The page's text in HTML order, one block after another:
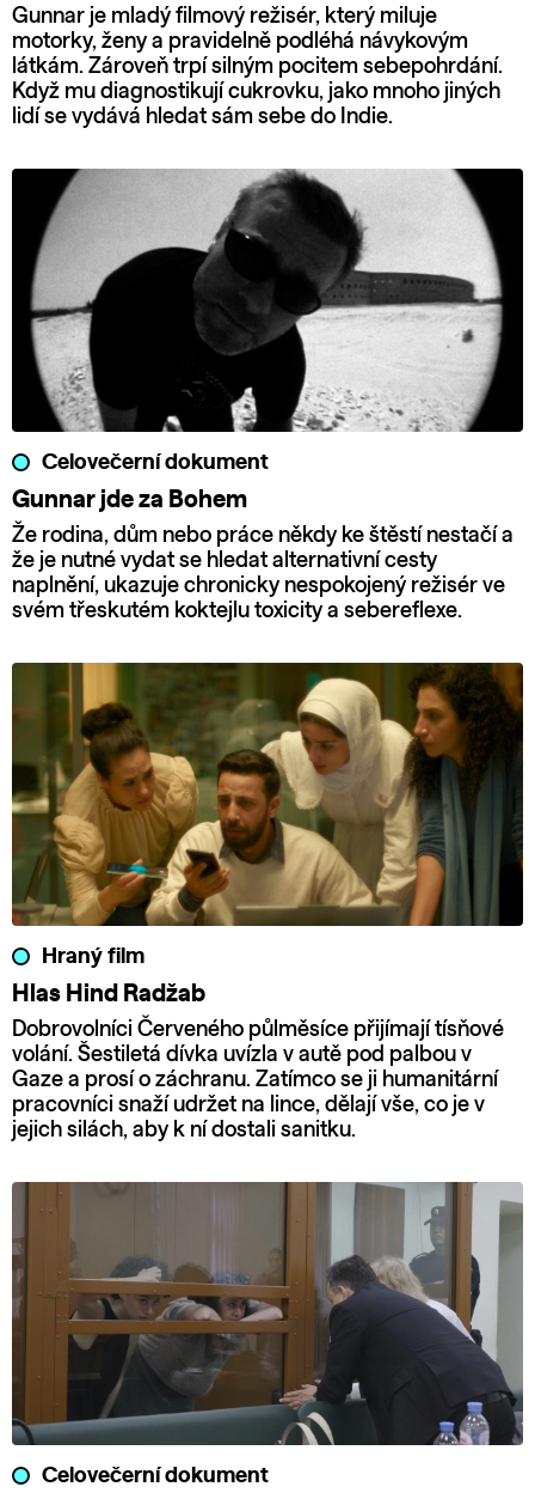
Gunnar je mladý filmový režisér, který miluje
motorky, ženy a pravidelně podléhá návykovým
látkám. Zároveň trpí silným pocitem sebepohrdání.
Když mu diagnostikují cukrovku, jako mnoho jiných
lidí se vydává hledat sám sebe do Indie.
Celovečerní dokument
Gunnar jde za Bohem
Že rodina, dům nebo práce někdy ke štěstí nestačí a
že je nutné vydat se hledat alternativní cesty
naplnění, ukazuje chronicky nespokojený režisér ve
svém třeskutém koktejlu toxicity a sebereflexe.
Hraný film
Hlas Hind Radžab
Dobrovolníci Červeného půlměsíce přijímají tísňové
volání. Šestiletá dívka uvízla v autě pod palbou v
Gaze a prosí o záchranu. Zatímco se ji humanitární
pracovníci snaží udržet na lince, dělají vše, co je v
jejich silách, aby k ní dostali sanitku.
Celovečerní dokument